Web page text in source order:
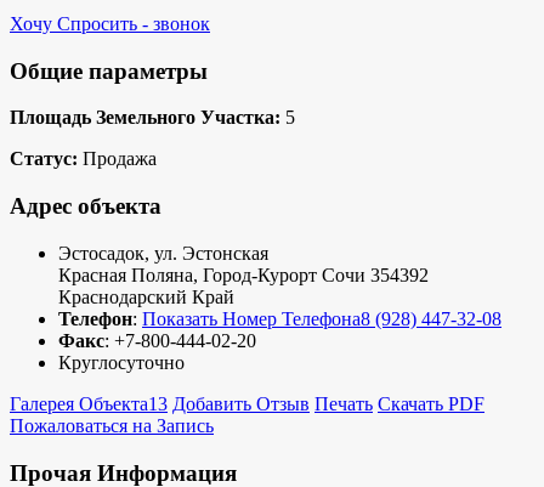
Хочу Спросить - звонок
Общие параметры
Площадь Земельного Участка: 5
Статус: Продажа
Адрес объекта
Эстосадок, ул. Эстонская
Красная Поляна, Город-Курорт Сочи 354392
Краснодарский Край
Телефон: Показать Номер Телефона8 (928) 447-32-08
Факс: +7-800-444-02-20
Круглосуточно
Галерея Объекта13 Добавить Отзыв Печать Скачать PDF
Пожаловаться на Запись
Прочая Информация